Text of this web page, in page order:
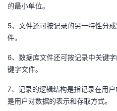
客
论
坛
的
圈
子
我
的
直
我
的
动
我
关
的
我
的最小单位。
5、文件还可按记录的另一特性分
件。
6、数据库文件还可按记录中关键
键字文件。
7、记录的逻辑结构是指记录在用户
是用户对数据的表示和存取方式。